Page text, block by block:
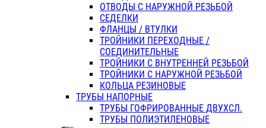
ОТВОДЫ С НАРУЖНОЙ РЕЗЬБОЙ
СЕДЕЛКИ
ФЛАНЦЫ / ВТУЛКИ
ТРОЙНИКИ ПЕРЕХОДНЫЕ /
СОЕДИНИТЕЛЬНЫЕ
ТРОЙНИКИ С ВНУТРЕННЕЙ РЕЗЬБОЙ
ТРОЙНИКИ С НАРУЖНОЙ РЕЗЬБОЙ
КОЛЬЦА РЕЗИНОВЫЕ
ТРУБЫ НАПОРНЫЕ
ТРУБЫ ГОФРИРОВАННЫЕ ДВУХСЛ.
ТРУБЫ ПОЛИЭТИЛЕНОВЫЕ